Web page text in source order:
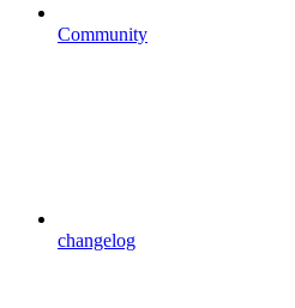
Community
changelog